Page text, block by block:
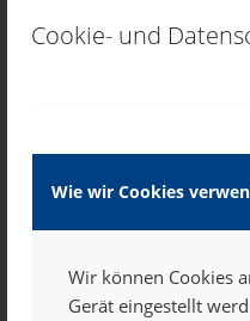
Cookie- und
Wie wir Cookies
Wir können Cookies
Gerät eingestellt
WIE
QUALITÄT?